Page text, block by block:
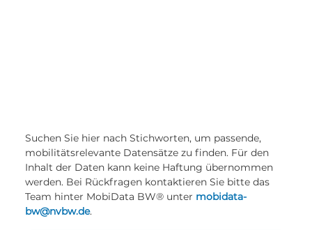
Suchen Sie hier nach Stichworten, um passende,
mobilitätsrelevante Datensätze zu finden. Für den
Inhalt der Daten kann keine Haftung übernommen
werden. Bei Rückfragen kontaktieren Sie bitte das
Team hinter MobiData BW® unter mobidata-
bw@nvbw.de.